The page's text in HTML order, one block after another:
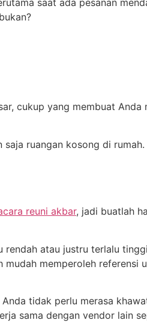
saat ada pesanan
cukup yang membuat Anda
ruangan kosong di
reuni akbar, jadi buatlah
rendah atau justru terlalu
memperoleh referensi
tidak perlu merasa
sama dengan vendor lain